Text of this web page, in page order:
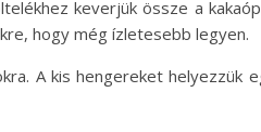
keverjük össze a
hogy még ízletesebb legyen.
A kis hengereket helyezzük